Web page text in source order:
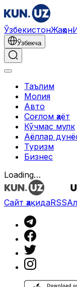
ЎзбекистонЖаҳон
Ўзбекча
Таълим
Молия
Авто
Соғлом ҳаёт
Кўчмас мулк
Аёллар
Туризм
Бизнес
Loading…
Сайт ҳақидаRSS